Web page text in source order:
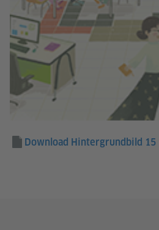
Download Hintergrundbild 15